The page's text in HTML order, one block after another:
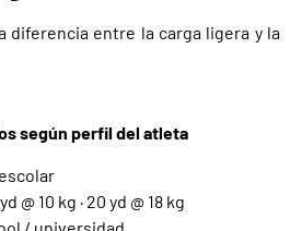
diferencia entre la carga ligera y la
según perfil del atleta
@ 10 kg · 20 yd @ 18 kg